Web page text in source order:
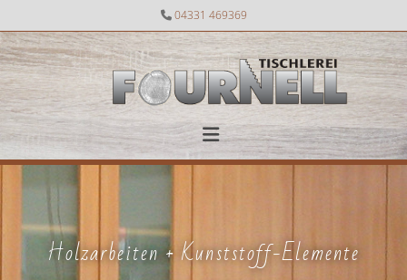
 04331 469369
Holzarbeiten + Kunststoff-Elemente